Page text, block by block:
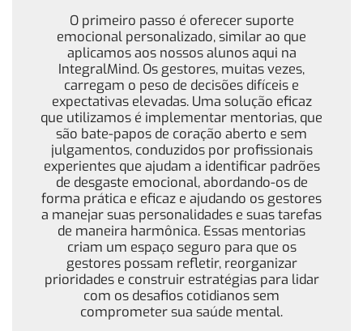
O primeiro passo é oferecer suporte
emocional personalizado, similar ao que
aplicamos aos nossos alunos aqui na
IntegralMind. Os gestores, muitas vezes,
carregam o peso de decisões difíceis e
expectativas elevadas. Uma solução eficaz
que utilizamos é implementar mentorias, que
são bate-papos de coração aberto e sem
julgamentos, conduzidos por profissionais
experientes que ajudam a identificar padrões
de desgaste emocional, abordando-os de
forma prática e eficaz e ajudando os gestores
a manejar suas personalidades e suas tarefas
de maneira harmônica. Essas mentorias
criam um espaço seguro para que os
gestores possam refletir, reorganizar
prioridades e construir estratégias para lidar
com os desafios cotidianos sem
comprometer sua saúde mental.